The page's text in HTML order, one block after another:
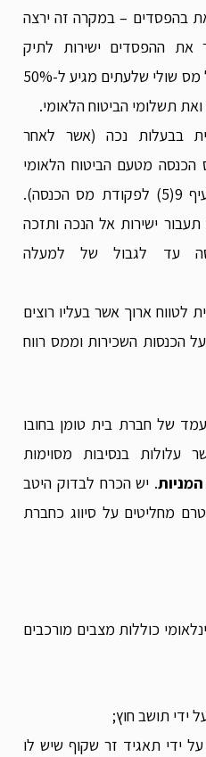
בהפסדים – במקרה זה ירצה
את ההפסדים ישירות לתיק
האישי וכך לנצלם מול מס שולי שלעתים מגיע ל-50%
תשלומי הביטוח הלאומי.
בבעלות נכה (אשר לאחר
מטעם הביטוח הלאומי
הוכר כנכה לצורך סעיף 9(5) לפקודת מס הכנסה).
ישירות אל הנכה ותזכה
עד לגבול של למעלה
לטווח ארוך אשר בעליו רוצים
הכנסות השכירות וממס רווח
של חברת בית טומן בחובו
עלולות בנסיבות מסוימות
. יש הכרח לבדוק היטב
מחליטים על סיווג כחברת
כוללות מצבים מורכבים
ידי תושב חוץ;
ידי תאגיד זר שקוף שיש לו